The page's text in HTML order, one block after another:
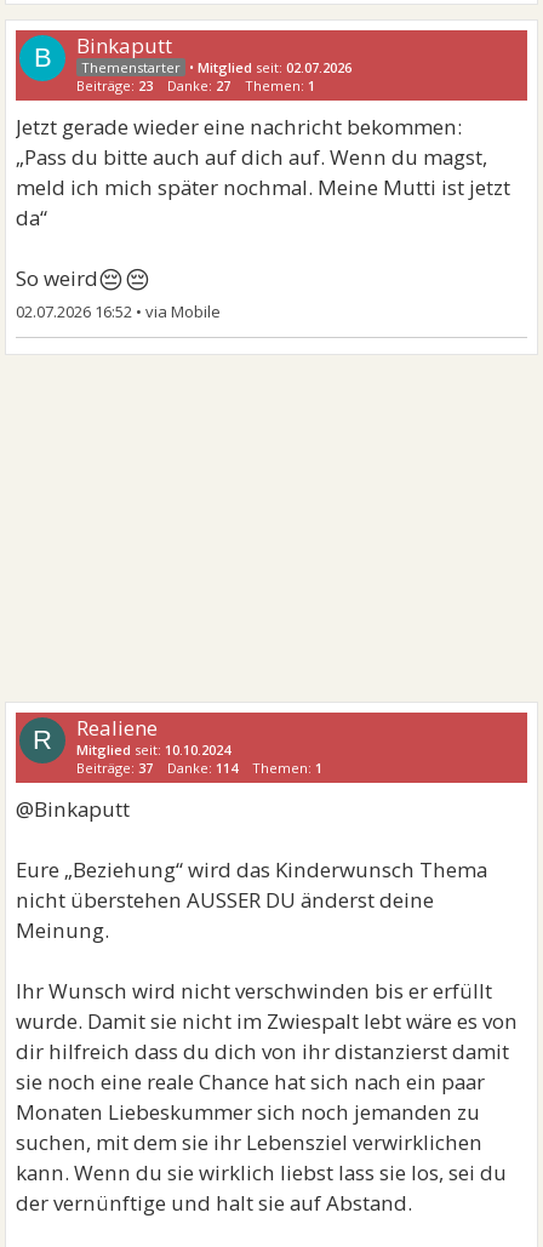
B Binkaputt
•Mitglied seit:02.07.2026
Beiträge: 23 Danke: 27 Themen: 1
Jetzt gerade wieder eine nachricht bekommen:
„Pass du bitte auch auf dich auf. Wenn du magst,
meld ich mich später nochmal. Meine Mutti ist jetzt
da“
So weird😔😔
02.07.2026 16:52 •
R Realiene
Mitglied seit: 10.10.2024
Beiträge: 37 Danke: 114 Themen: 1
@Binkaputt
Eure „Beziehung“ wird das Kinderwunsch Thema
nicht überstehen AUSSER DU änderst deine
Meinung.
Ihr Wunsch wird nicht verschwinden bis er erfüllt
wurde. Damit sie nicht im Zwiespalt lebt wäre es von
dir hilfreich dass du dich von ihr distanzierst damit
sie noch eine reale Chance hat sich nach ein paar
Monaten Liebeskummer sich noch jemanden zu
suchen, mit dem sie ihr Lebensziel verwirklichen
kann. Wenn du sie wirklich liebst lass sie los, sei du
der vernünftige und halt sie auf Abstand.